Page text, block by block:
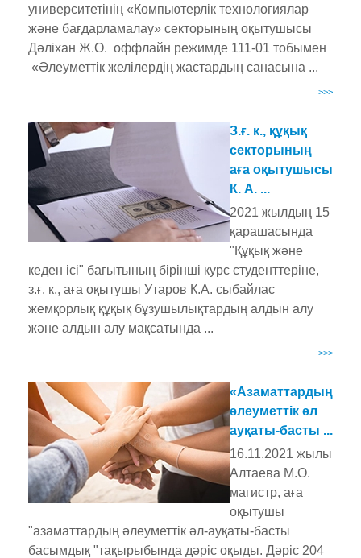
университетінің «Компьютерлік технологиялар
және бағдарламалау» секторының оқытушысы
Дәліхан Ж.О. оффлайн режимде 111-01 тобымен
«Әлеуметтік желілердің жастардың санасына ...
>>>
З.ғ. к., құқық
секторының
аға оқытушысы
К. А. ...
2021 жылдың 15
қарашасында
"Құқық және
кеден ісі" бағытының бірінші курс студенттеріне,
з.ғ. к., аға оқытушы Утаров К.А. сыбайлас
жемқорлық құқық бұзушылықтардың алдын алу
және алдын алу мақсатында ...
>>>
«Азаматтардың
әлеуметтік әл
ауқаты-басты ...
16.11.2021 жылы
Алтаева М.О.
магистр, аға
оқытушы
"азаматтардың әлеуметтік әл-ауқаты-басты
басымдық "тақырыбында дәріс оқыды. Дәріс 204